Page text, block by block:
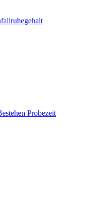
Probezeit